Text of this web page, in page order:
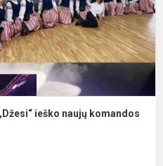
ieško naujų komandos